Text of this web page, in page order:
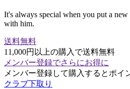
It's always special when you put a
with him.
送料無料
11,000円以上の購入で送料無料
メンバー登録でさらにお得に
メンバー登録して購入するとポイ
クラブ下取り